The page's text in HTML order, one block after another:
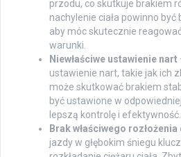
przodu, co skutkuje brakiem
nachylenie ciała powinno
aby móc skutecznie
warunki.
Niewłaściwe ustawienie nart
ustawienie nart, takie jak ich
może skutkować brakiem
być ustawione w
lepszą kontrolę i efektywność.
Brak właściwego rozłożenia
jazdy w głębokim śniegu